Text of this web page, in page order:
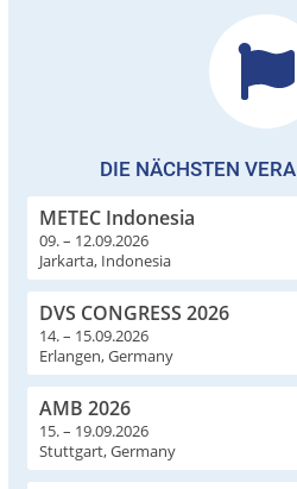
DIE NÄCHSTEN
METEC Indonesia
09. – 12.09.2026
Jarkarta, Indonesia
DVS CONGRESS 2026
14. – 15.09.2026
Erlangen, Germany
AMB 2026
15. – 19.09.2026
Stuttgart, Germany